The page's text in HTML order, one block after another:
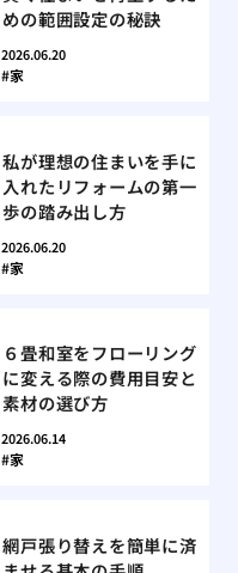
めの範囲設定の秘訣
2026.06.20
家
私が理想の住まいを手に
入れたリフォームの第一
歩の踏み出し方
2026.06.20
家
６畳和室をフローリング
に変える際の費用目安と
素材の選び方
2026.06.14
家
網戸張り替えを簡単に済